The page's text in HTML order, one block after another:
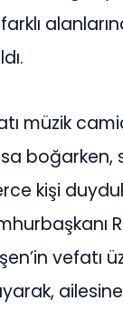
müzik
boğarken,
kişi
vefatı